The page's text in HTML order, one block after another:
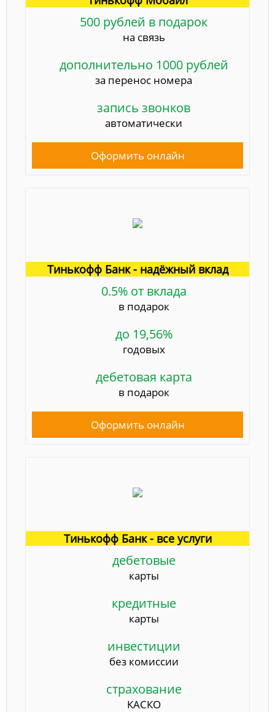
500 рублей в подарок
на связь
дополнительно 1000 рублей
за перенос номера
запись звонков
автоматически
Оформить онлайн
Тинькофф Банк - надёжный вклад
0.5% от вклада
в подарок
до 19,56%
годовых
дебетовая карта
в подарок
Оформить онлайн
Тинькофф Банк - все услуги
дебетовые
карты
кредитные
карты
инвестиции
без комиссии
страхование
КАСКО